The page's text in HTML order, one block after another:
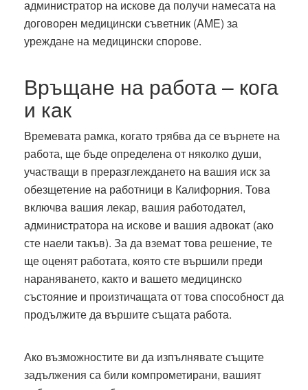
администратор на искове да получи намесата на
договорен медицински съветник (AME) за
уреждане на медицински спорове.
Връщане на работа – кога
и как
Времевата рамка, когато трябва да се върнете на
работа, ще бъде определена от няколко души,
участващи в преразглеждането на вашия иск за
обезщетение на работници в Калифорния. Това
включва вашия лекар, вашия работодател,
администратора на искове и вашия адвокат (ако
сте наели такъв). За да вземат това решение, те
ще оценят работата, която сте вършили преди
нараняването, както и вашето медицинско
състояние и произтичащата от това способност да
продължите да вършите същата работа.
Ако възможностите ви да изпълнявате същите
задължения са били компрометирани, вашият